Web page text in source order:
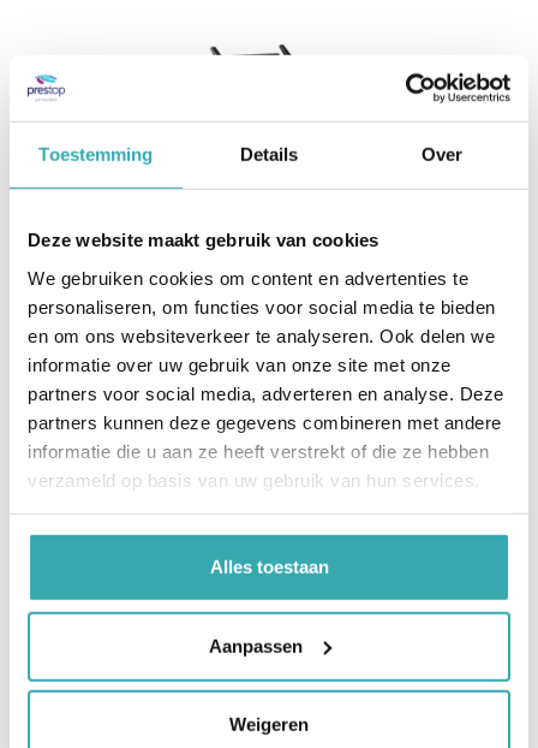
Toestemming Details Over
Deze website maakt gebruik van cookies
We gebruiken cookies om content en advertenties te
personaliseren, om functies voor social media te bieden
en om ons websiteverkeer te analyseren. Ook delen we
informatie over uw gebruik van onze site met onze
partners voor social media, adverteren en analyse. Deze
partners kunnen deze gegevens combineren met andere
informatie die u aan ze heeft verstrekt of die ze hebben
verzameld op basis van uw gebruik van hun services.
Alles toestaan
Aanpassen
Weigeren
KIOSK STAND SLIM
Vaste slanke kiosk behuizing voor displays van
32" t/m 70".
Geschikt voor 32" - 70” displays
Ruimte voor mini PC in de behuizing
Inclusief brackets
PT-STAND-KIOSK-SLIM
meer informatie